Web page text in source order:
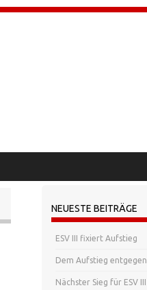
NEUESTE BEITRÄGE
ESV III fixiert Aufstieg
Dem Aufstieg entgegen
Nächster Sieg für ESV III